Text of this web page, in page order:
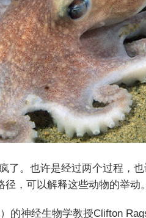
了。也许是经过两个过程，
，可以解释这些动物的举动
的神经生物学教授Clifton